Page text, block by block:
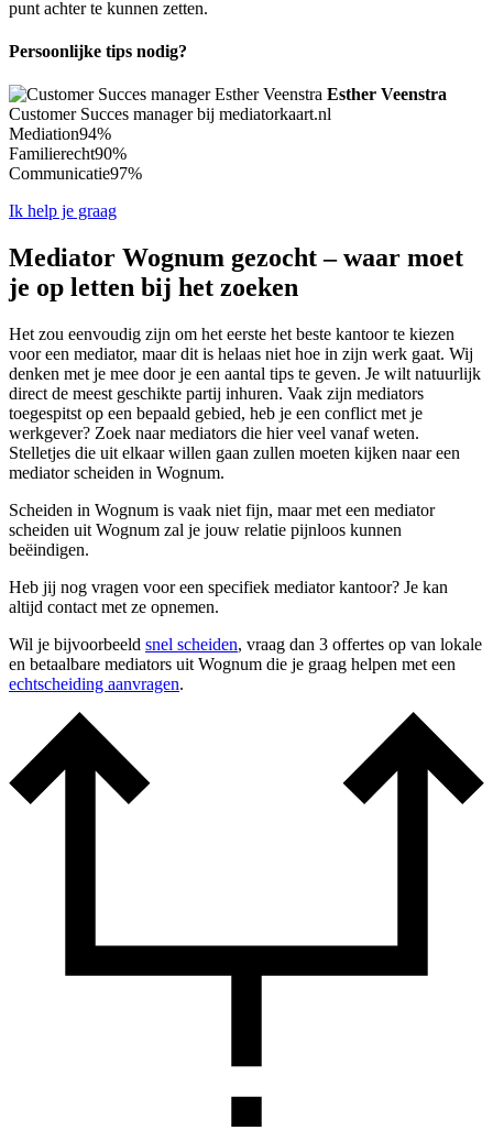
punt achter te kunnen zetten.
Persoonlijke tips nodig?
Esther Veenstra
Customer Succes manager bij mediatorkaart.nl
Mediation94%
Familierecht90%
Communicatie97%
Ik help je graag
Mediator Wognum gezocht – waar moet
je op letten bij het zoeken
Het zou eenvoudig zijn om het eerste het beste kantoor te kiezen
voor een mediator, maar dit is helaas niet hoe in zijn werk gaat. Wij
denken met je mee door je een aantal tips te geven. Je wilt natuurlijk
direct de meest geschikte partij inhuren. Vaak zijn mediators
toegespitst op een bepaald gebied, heb je een conflict met je
werkgever? Zoek naar mediators die hier veel vanaf weten.
Stelletjes die uit elkaar willen gaan zullen moeten kijken naar een
mediator scheiden in Wognum.
Scheiden in Wognum is vaak niet fijn, maar met een mediator
scheiden uit Wognum zal je jouw relatie pijnloos kunnen
beëindigen.
Heb jij nog vragen voor een specifiek mediator kantoor? Je kan
altijd contact met ze opnemen.
Wil je bijvoorbeeld snel scheiden, vraag dan 3 offertes op van lokale
en betaalbare mediators uit Wognum die je graag helpen met een
echtscheiding aanvragen.